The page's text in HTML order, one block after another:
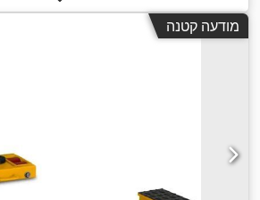
מודעה קטנה